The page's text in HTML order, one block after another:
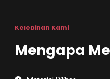
Kelebihan Kami
Mengapa